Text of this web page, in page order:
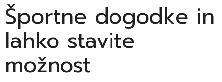
Športne dogodke in
lahko stavite
možnost